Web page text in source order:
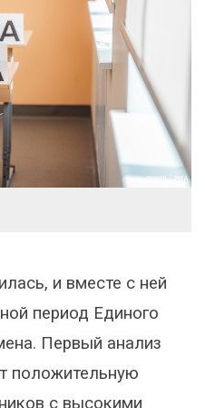
и вместе с ней
период Единого
Первый анализ
положительную
с высокими